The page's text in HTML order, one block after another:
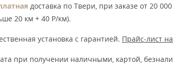
доставка по Твери, при заказе от 20
20 км + 40 Р/км).
установка с гарантией. Прайс-лист
при получении наличными, картой,